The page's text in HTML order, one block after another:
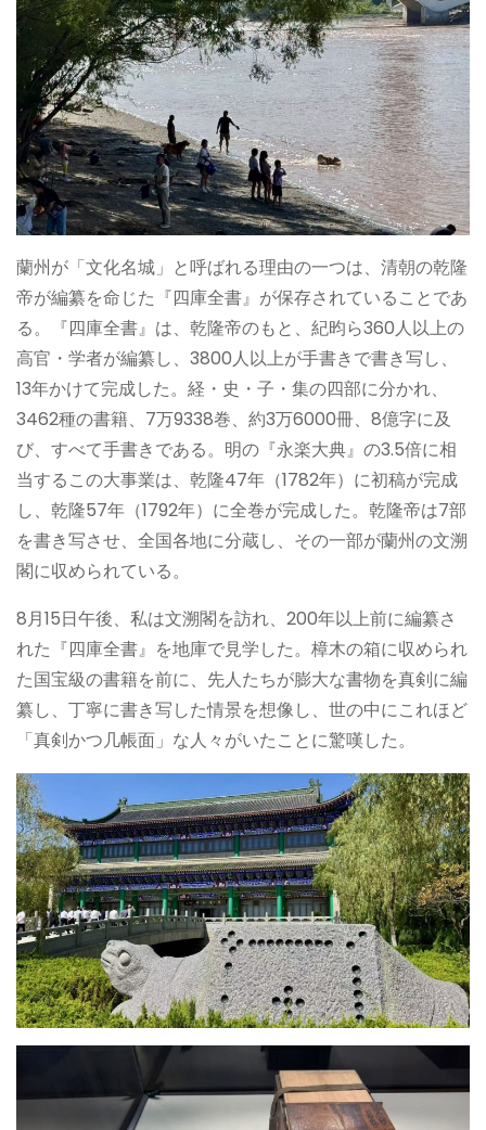
蘭州が「文化名城」と呼ばれる理由の一つは、清朝の乾隆
帝が編纂を命じた『四庫全書』が保存されていることであ
る。『四庫全書』は、乾隆帝のもと、紀昀ら360人以上の
高官・学者が編纂し、3800人以上が手書きで書き写し、
13年かけて完成した。経・史・子・集の四部に分かれ、
3462種の書籍、7万9338巻、約3万6000冊、8億字に及
び、すべて手書きである。明の『永楽大典』の3.5倍に相
当するこの大事業は、乾隆47年（1782年）に初稿が完成
し、乾隆57年（1792年）に全巻が完成した。乾隆帝は7部
を書き写させ、全国各地に分蔵し、その一部が蘭州の文溯
閣に収められている。
8月15日午後、私は文溯閣を訪れ、200年以上前に編纂さ
れた『四庫全書』を地庫で見学した。樟木の箱に収められ
た国宝級の書籍を前に、先人たちが膨大な書物を真剣に編
纂し、丁寧に書き写した情景を想像し、世の中にこれほど
「真剣かつ几帳面」な人々がいたことに驚嘆した。